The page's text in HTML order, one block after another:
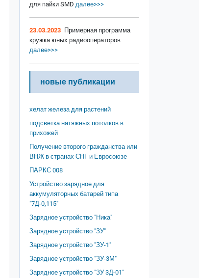
для пайки SMD далее>>>
23.03.2023 Примерная программа
кружка юных радиооператоров
далее>>>
новые публикации
хелат железа для растений
подсветка натяжных потолков в
прихожей
Получение второго гражданства или
ВНЖ в странах СНГ и Евросоюзе
ПАРКС 008
Устройство зарядное для
аккумуляторных батарей типа
"7Д-0,115"
Зарядное устройство "Ника"
Зарядное устройство "ЗУ"
Зарядное устройство "ЗУ-1"
Зарядное устройство "ЗУ-3М"
Зарядное устройство "ЗУ 3Д-01"